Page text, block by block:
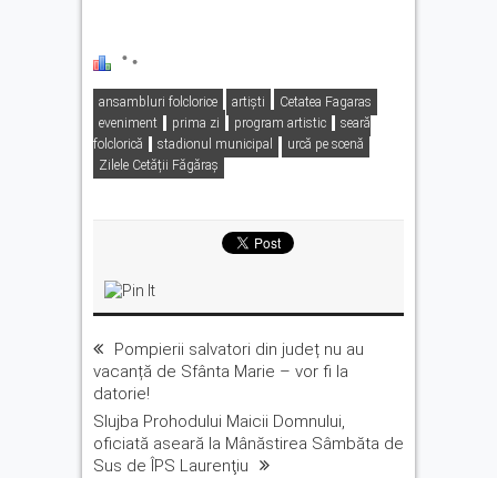
ansambluri folclorice artiști
Cetatea Fagaras
eveniment
prima zi program artistic
seară
folclorică
stadionul municipal
urcă pe scenă
Zilele Cetății Făgăraș
Pompierii salvatori din județ nu au
vacanță de Sfânta Marie – vor fi la
datorie!
Slujba Prohodului Maicii Domnului,
oficiată aseară la Mânăstirea Sâmbăta de
Sus de ÎPS Laurenţiu